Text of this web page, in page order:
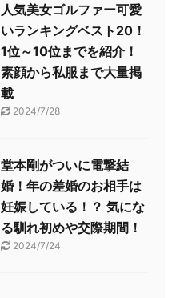
人気美女ゴルファー可愛
いランキングベスト20！
1位～10位までを紹介！
素顔から私服まで大量掲
載
2024/7/28
堂本剛がついに電撃結
婚！年の差婚のお相手は
妊娠している！？ 気にな
る馴れ初めや交際期間！
2024/7/24